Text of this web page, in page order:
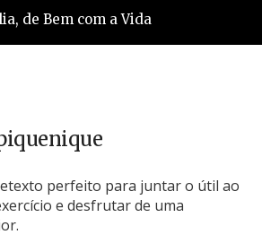
perfeito para juntar o útil ao
e desfrutar de uma